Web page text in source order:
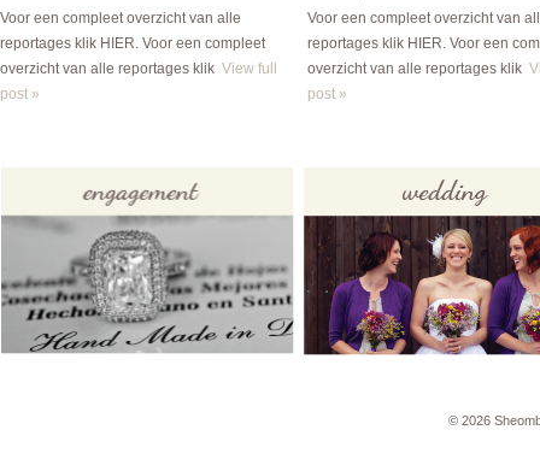
Voor een compleet overzicht van alle
reportages klik HIER. Voor een compleet
overzicht van alle reportages klik View full
post »
Voor een compleet overzicht van
reportages klik HIER. Voor een
overzicht van alle reportages klik
post »
© 2026